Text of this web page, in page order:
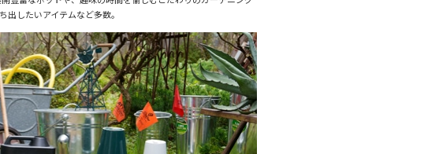
したいアイテムなど多数。